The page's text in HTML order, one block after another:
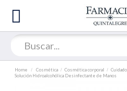
Home Cosmética Cosmética corporal
Solución Hidroalcohólica Desinfectante de Manos